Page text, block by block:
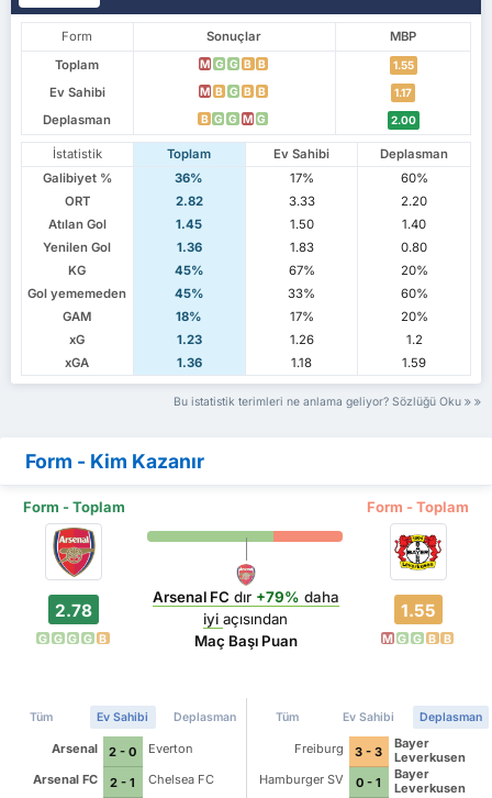
Form Sonuçlar
MBP
Toplam
M G G B B 1.55
Ev Sahibi M B G B B 1.17
Deplasman B G G M G 2.00
İstatistik Toplam Ev Sahibi
Deplasman
Galibiyet %
36% 17%
60%
ORT
2.82 3.33
2.20
Atılan Gol
1.45 1.50
1.40
Yenilen Gol
1.36 1.83
0.80
KG
45% 67%
20%
Gol yememeden
45% 33%
60%
GAM
18% 17%
20%
xG
1.23 1.26
1.2
xGA
1.36 1.18 1.59
Bu istatistik terimleri ne anlama geliyor? Sözlüğü Oku
Form - Kim Kazanır
Form - Toplam Form - Toplam
2.78
G G G G B
Arsenal FC dır +79% daha
iyiaçısından
Maç Başı Puan
1.55
M G G B B
Tüm Ev Sahibi Deplasman
Arsenal 2 - 0
Everton
Arsenal FC
2 - 1 Chelsea FC
Tüm Ev Sahibi Deplasman
Freiburg 3 - 3
Bayer
Leverkusen
Hamburger SV
0 - 1
Bayer
Leverkusen